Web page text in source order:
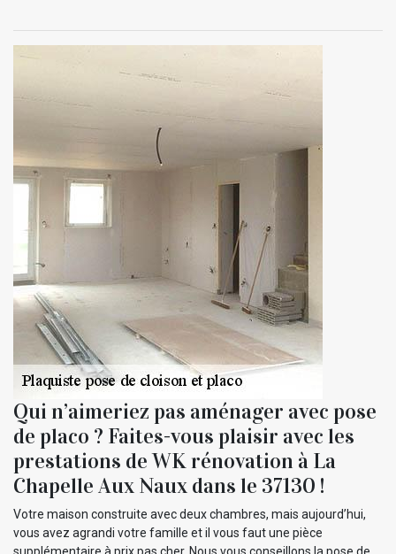
Qui n’aimeriez pas aménager avec pose
de placo ? Faites-vous plaisir avec les
prestations de WK rénovation à La
Chapelle Aux Naux dans le 37130 !
Votre maison construite avec deux chambres, mais aujourd’hui,
vous avez agrandi votre famille et il vous faut une pièce
supplémentaire à prix pas cher. Nous vous conseillons la pose de